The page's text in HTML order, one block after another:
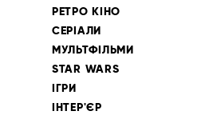
РЕТРО КІНО
СЕРІАЛИ
МУЛЬТФІЛЬМИ
STAR WARS
ІГРИ
ІНТЕР'ЄР